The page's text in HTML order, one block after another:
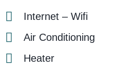
Internet – Wifi
Air Conditioning
Heater